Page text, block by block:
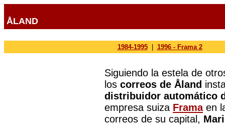
ÅLAND
1984-1995| 1996 - Frama 2
Siguiendo la estela de
los correos de Åland
distribuidor automático
empresa suiza Framaen
correos de su capital,